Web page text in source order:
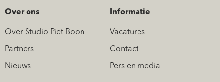
Over ons
Over Studio Piet Boon
Partners
Nieuws
Informatie
Vacatures
Contact
Pers en media